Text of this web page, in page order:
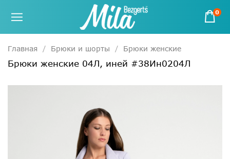
0
Главная Брюки и шорты Брюки женские
Брюки женские 04Л, иней #38Ин0204Л